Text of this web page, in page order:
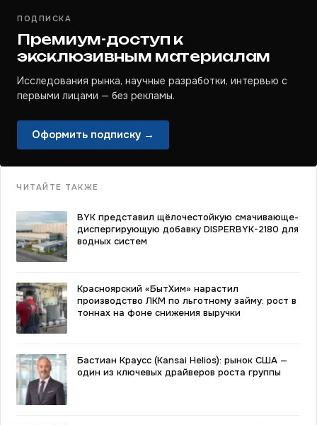
ПОДПИСКА
Премиум-доступ к
эксклюзивным материалам
Исследования рынка, научные разработки, интервью с
первыми лицами — без рекламы.
Оформить подписку →
ЧИТАЙТЕ ТАКЖЕ
BYK представил щёлочестойкую смачивающе-
диспергирующую добавку DISPERBYK-2180 для
водных систем
Красноярский «БытХим» нарастил
производство ЛКМ по льготному займу: рост в
тоннах на фоне снижения выручки
Бастиан Краусс (Kansai Helios): рынок США —
один из ключевых драйверов роста группы